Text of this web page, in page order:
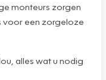
monteurs zorgen
voor een zorgeloze
alles wat u nodig